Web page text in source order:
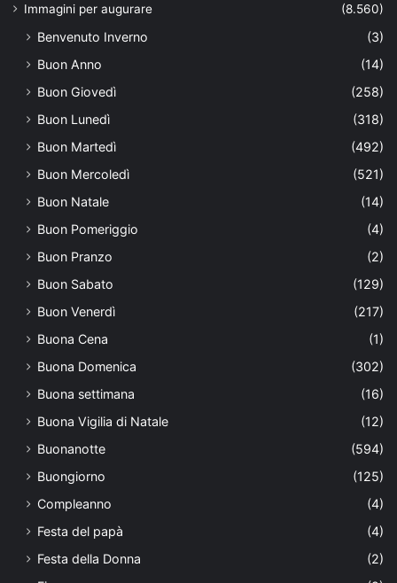
Immagini per augurare (8.560)
Benvenuto Inverno
(3)
Buon Anno
(14)
Buon Giovedì
(258)
Buon Lunedì
(318)
Buon Martedì
(492)
Buon Mercoledì
(521)
Buon Natale
(14)
Buon Pomeriggio
(4)
Buon Pranzo
(2)
Buon Sabato
(129)
Buon Venerdì
(217)
Buona Cena
(1)
Buona Domenica
(302)
Buona settimana
(16)
Buona Vigilia di Natale
(12)
Buonanotte
(594)
Buongiorno
(125)
Compleanno
(4)
Festa del papà
(4)
Festa della Donna
(2)